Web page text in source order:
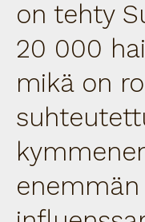
on tehty
20 000
mikä on
enemmän